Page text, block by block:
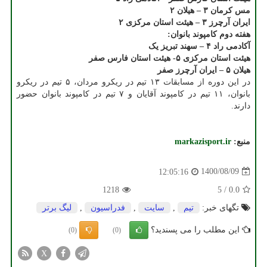
مس کرمان ۳ – هیلان ۲
ایران آرچرز ۳ – هیئت استان مرکزی ۲
هفته دوم کامپوند بانوان:
آکادمی راد ۴ – سهند تبریز یک
هیئت استان مرکزی ۵- هیئت استان فارس صفر
هیلان ۵ – ایران آرچرز صفر
در این دوره از مسابقات ۱۳ تیم در ریکرو مردان، ۵ تیم در ریکرو
بانوان، ۱۱ تیم در کامپوند آقایان و ۷ تیم در کامپوند بانوان حضور
دارند.
منبع: markazisport.ir
1400/08/09
12:05:16
0.0
/
5
1218
تگهای خبر:
تیم سایت فدراسیون لیگ برتر
این مطلب را می پسندید؟ (0)
(0)
X